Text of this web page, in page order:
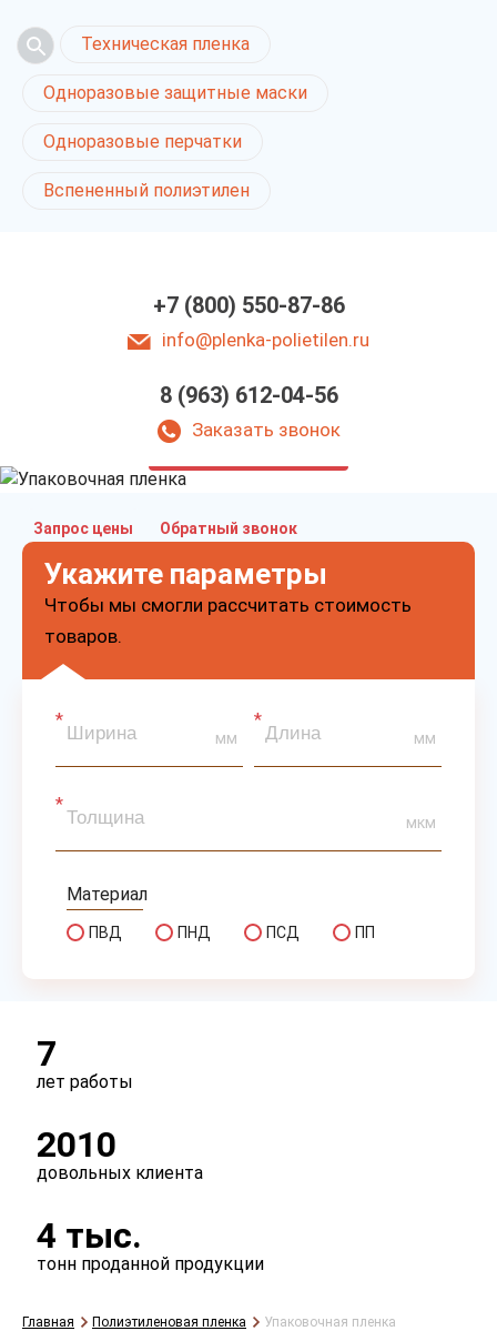
Техническая пленка
Одноразовые защитные маски
Одноразовые перчатки
Вспененный полиэтилен
+7 (800) 550-87-86
info@plenka-polietilen.ru
8 (963) 612-04-56
Заказать звонок
Упаковочная пленка
в Ростове-на-Дону
Запрос цены Обратный звонок
Укажите параметры
Чтобы мы смогли рассчитать стоимость
товаров.
мм мм
мкм
Материал
ПВД ПНД ПСД ПП
рукав
есть
7
лет работы
2010
довольных клиента
4 тыс.
тонн проданной продукции
Главная Полиэтиленовая пленка Упаковочная пленка